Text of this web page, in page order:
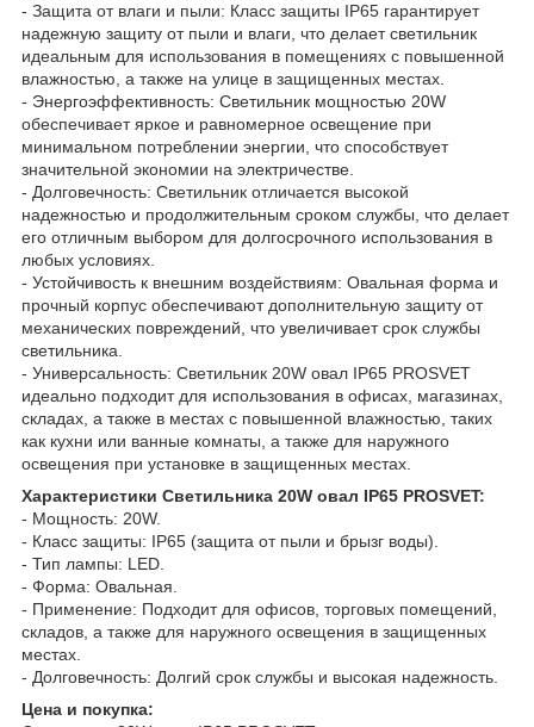
- Защита от влаги и пыли: Класс защиты IP65 гарантирует
надежную защиту от пыли и влаги, что делает светильник
идеальным для использования в помещениях с повышенной
влажностью, а также на улице в защищенных местах.
- Энергоэффективность: Светильник мощностью 20W
обеспечивает яркое и равномерное освещение при
минимальном потреблении энергии, что способствует
значительной экономии на электричестве.
- Долговечность: Светильник отличается высокой
надежностью и продолжительным сроком службы, что делает
его отличным выбором для долгосрочного использования в
любых условиях.
- Устойчивость к внешним воздействиям: Овальная форма и
прочный корпус обеспечивают дополнительную защиту от
механических повреждений, что увеличивает срок службы
светильника.
- Универсальность: Светильник 20W овал IP65 PROSVET
идеально подходит для использования в офисах, магазинах,
складах, а также в местах с повышенной влажностью, таких
как кухни или ванные комнаты, а также для наружного
освещения при установке в защищенных местах.
Характеристики Светильника 20W овал IP65 PROSVET:
- Мощность: 20W.
- Класс защиты: IP65 (защита от пыли и брызг воды).
- Тип лампы: LED.
- Форма: Овальная.
- Применение: Подходит для офисов, торговых помещений,
складов, а также для наружного освещения в защищенных
местах.
- Долговечность: Долгий срок службы и высокая надежность.
Цена и покупка: